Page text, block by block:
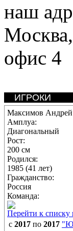
наш
Москва,
офис 4
ИГРОКИ
Максимов
Амплуа:
Диагональный
Рост:
200 см
Родился:
1985 (41 лет)
Гражданство:
Россия
Команда:
Перейти к списку
с 2017 по 2017